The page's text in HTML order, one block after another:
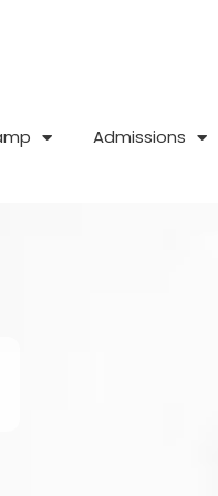
Admissions